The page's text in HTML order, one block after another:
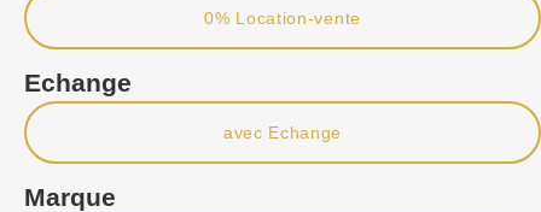
0% Location-vente
Echange
avec Echange
Marque